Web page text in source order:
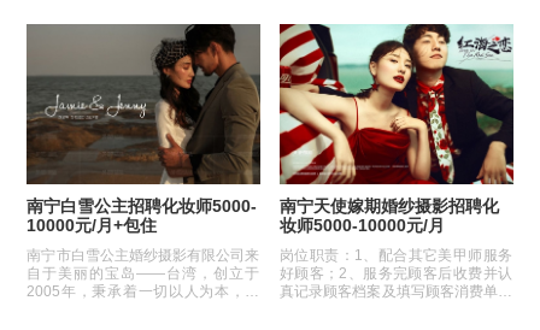
南宁白雪公主招聘化妆师5000-
10000元/月+包住
南宁市白雪公主婚纱摄影有限公司来
自于美丽的宝岛——台湾，创立于
2005年，秉承着一切以人为本，以
南宁天使嫁期婚纱摄影招聘化
妆师5000-10000元/月
岗位职责：1、配合其它美甲师服务
好顾客；2、服务完顾客后收费并认
真记录顾客档案及填写顾客消费单请